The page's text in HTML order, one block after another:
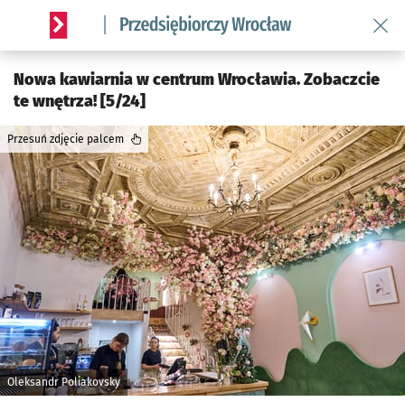
Serwis informacyjny wroclaw.pl podserwis: Strategia
Nowa kawiarnia w centrum Wrocławia. Zobaczcie
te wnętrza! [5/24]
Oleksandr Poliakovsky
Przesuń zdjęcie palcem